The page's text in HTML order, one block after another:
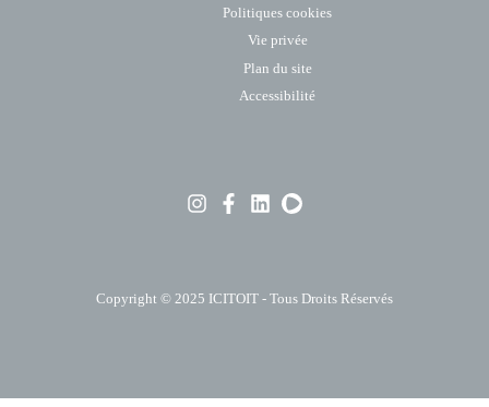
Politiques cookies
Vie privée
Plan du site
Accessibilité
Copyright © 2025 ICITOIT - Tous Droits Réservés